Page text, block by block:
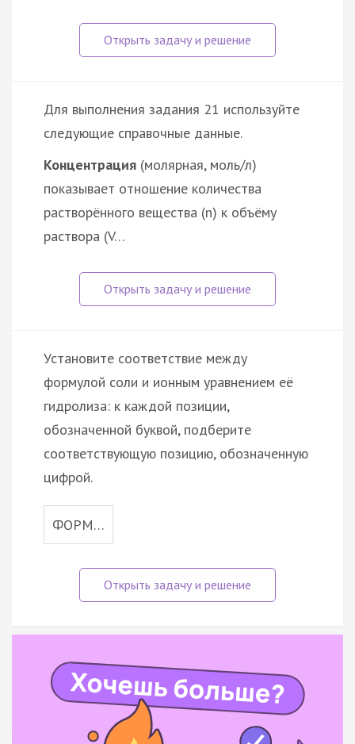
Для выполнения задания 21 используйте
следующие справочные данные.
Концентрация (молярная, моль/л)
показывает отношение количества
растворённого вещества (n) к объёму
раствора (V…
Установите соответствие между
формулой соли и ионным уравнением её
гидролиза: к каждой позиции,
обозначенной буквой, подберите
соответствующую позицию, обозначенную
цифрой.
ФОРМ…